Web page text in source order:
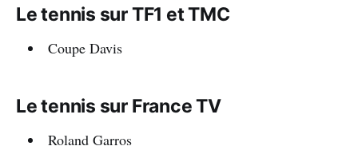
Le tennis sur TF1 et TMC
Coupe Davis
Le tennis sur France TV
Roland Garros